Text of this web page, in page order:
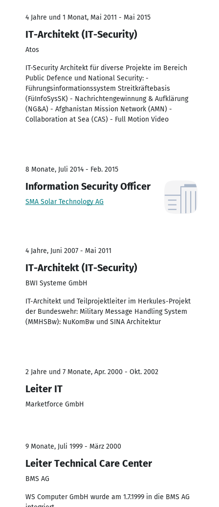
4 Jahre und 1 Monat, Mai 2011 - Mai 2015
IT-Architekt (IT-Security)
Atos
IT-Security Architekt für diverse Projekte im Bereich
Public Defence und National Security: -
Führungsinformationssystem Streitkräftebasis
(FüInfoSysSK) - Nachrichtengewinnung & Aufklärung
(NG&A) - Afghanistan Mission Network (AMN) -
Collaboration at Sea (CAS) - Full Motion Video
8 Monate, Juli 2014 - Feb. 2015
Information Security Officer
SMA Solar Technology AG
4 Jahre, Juni 2007 - Mai 2011
IT-Architekt (IT-Security)
BWI Systeme GmbH
IT-Architekt und Teilprojektleiter im Herkules-Projekt
der Bundeswehr: Military Message Handling System
(MMHSBw): NuKomBw und SINA Architektur
2 Jahre und 7 Monate, Apr. 2000 - Okt. 2002
Leiter IT
Marketforce GmbH
9 Monate, Juli 1999 - März 2000
Leiter Technical Care Center
BMS AG
WS Computer GmbH wurde am 1.7.1999 in die BMS AG